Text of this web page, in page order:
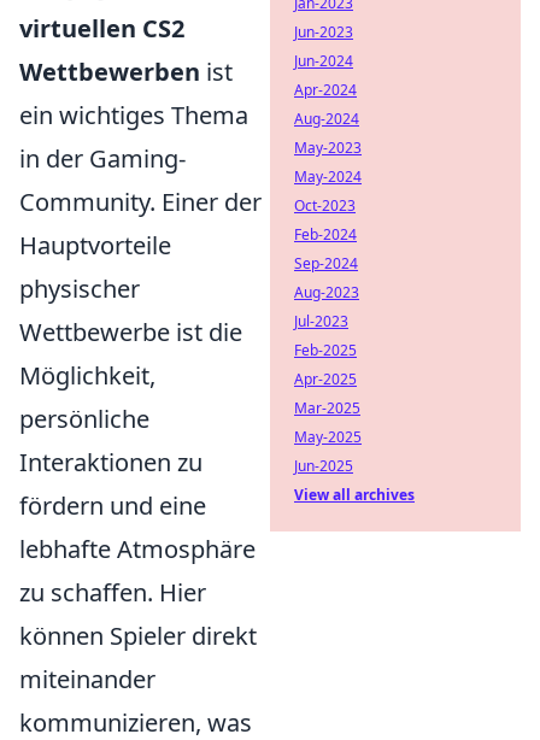
virtuellen CS2
Wettbewerben ist
ein wichtiges Thema
in der Gaming-
Community. Einer der
Hauptvorteile
physischer
Wettbewerbe ist die
Möglichkeit,
persönliche
Interaktionen zu
fördern und eine
lebhafte Atmosphäre
zu schaffen. Hier
können Spieler direkt
miteinander
kommunizieren, was
Jun-2023
Jun-2024
Apr-2024
Aug-2024
May-2023
May-2024
Oct-2023
Feb-2024
Sep-2024
Aug-2023
Jul-2023
Feb-2025
Apr-2025
Mar-2025
May-2025
Jun-2025
View all archives